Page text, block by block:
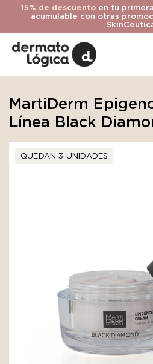
15% de descuentoen tu
acumulable con otras
MartiDerm
Línea Black
QUEDAN 3 UNIDADES